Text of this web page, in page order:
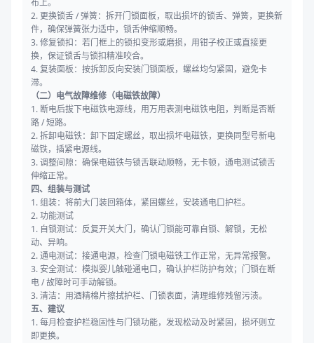
布上。
2. 更换锁舌 / 弹簧：拆开门锁面板，取出损坏的锁舌、弹簧，更换新
件，确保弹簧张力适中，锁舌伸缩顺畅。
3. 修复锁扣：若门框上的锁扣变形或磨损，用钳子校正或直接更
换，保证锁舌与锁扣精准咬合。
4. 复装面板：按拆卸反向安装门锁面板，螺丝均匀紧固，避免卡
滞。
（二）电气故障维修（电磁铁故障）
1. 断电后拔下电磁铁电源线，用万用表测电磁铁电阻，判断是否断
路 / 短路。
2. 拆卸电磁铁：卸下固定螺丝，取出损坏电磁铁，更换同型号新电
磁铁，插紧电源线。
3. 调整间隙：确保电磁铁与锁舌联动顺畅，无卡顿，通电测试锁舌
伸缩正常。
四、组装与测试
1. 组装：将前大门装回箱体，紧固螺丝，安装通电口护栏。
2. 功能测试
1. 自锁测试：反复开关大门，确认门锁能可靠自锁、解锁，无松
动、异响。
2. 通电测试：接通电源，检查门锁电磁铁工作正常，无异常报警。
3. 安全测试：模拟婴儿触碰通电口，确认护栏防护有效；门锁在断
电 / 故障时可手动解锁。
3. 清洁：用酒精棉片擦拭护栏、门锁表面，清理维修残留污渍。
五、建议
1. 每月检查护栏稳固性与门锁功能，发现松动及时紧固，损坏则立
即更换。